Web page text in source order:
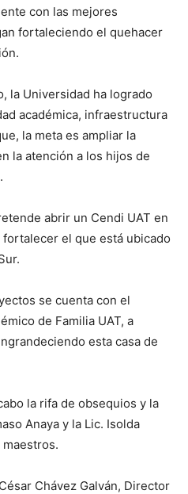
con las mejores
fortaleciendo el quehacer
la Universidad ha logrado
académica, infraestructura
la meta es ampliar la
la atención a los hijos de
abrir un Cendi UAT en
el que está ubicado
se cuenta con el
de Familia UAT, a
esta casa de
la rifa de obsequios y la
Anaya y la Lic. Isolda
Chávez Galván, Director